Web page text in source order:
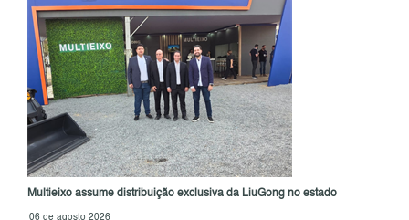
Multieixo assume distribuição exclusiva da LiuGong no estado
06 de agosto 2026